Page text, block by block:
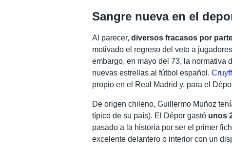
Sangre nueva en el
Al parecer,diversos fracasos por
motivado el regreso del veto a
embargo, en mayo del 73, la normativa
nuevas estrellas al fútbol español.
propio en el Real Madrid y, para el
De origen chileno, Guillermo Muñoz
típico de su país). El Dépor gastó unos
pasado a la historia por ser el primer
excelente delantero o interior con un